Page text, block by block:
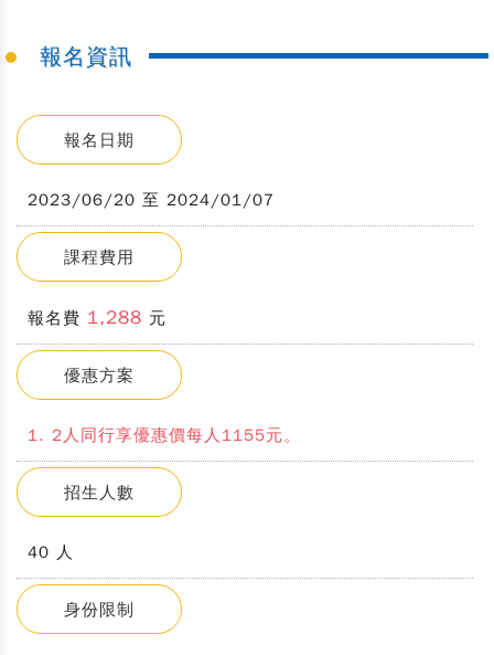
報名資訊
報名日期
2023/06/20 至 2024/01/07
課程費用
報名費 1,288 元
優惠方案
1. 2人同行享優惠價每人1155元。
招生人數
40 人
身份限制